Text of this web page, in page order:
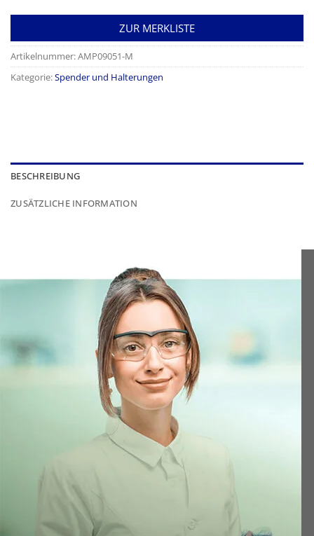
ZUR MERKLISTE
Artikelnummer:AMP09051-M
Kategorie:Spender und Halterungen
BESCHREIBUNG
ZUSÄTZLICHE INFORMATION